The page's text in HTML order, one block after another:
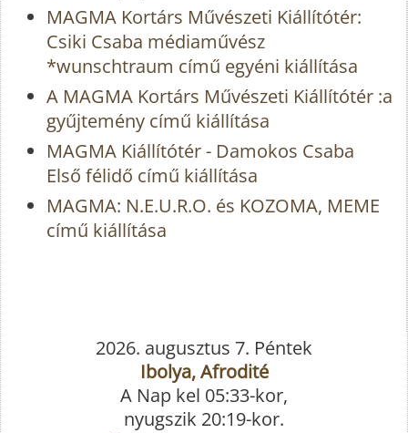
MAGMA Kortárs Művészeti Kiállítótér:
Csiki Csaba médiaművész
*wunschtraum című egyéni kiállítása
A MAGMA Kortárs Művészeti Kiállítótér :a
gyűjtemény című kiállítása
MAGMA Kiállítótér - Damokos Csaba
Első félidő című kiállítása
MAGMA: N.E.U.R.O. és KOZOMA, MEME
című kiállítása
2026. augusztus 7. Péntek
Ibolya, Afrodité
A Nap kel 05:33-kor,
nyugszik 20:19-kor.